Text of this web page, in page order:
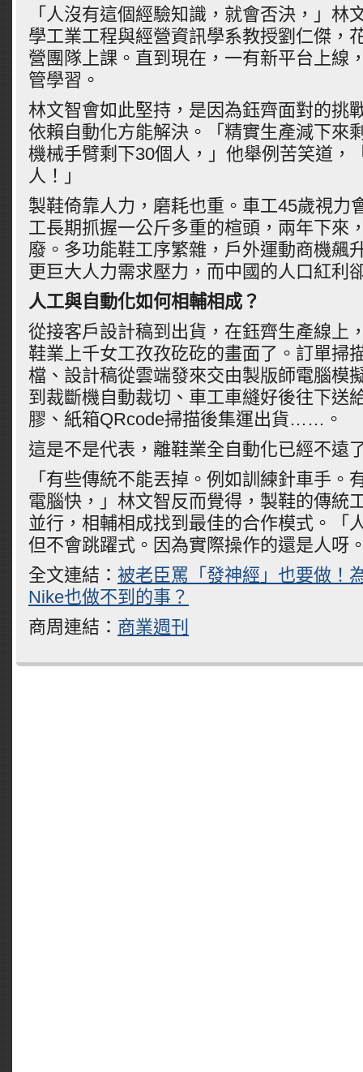
「人沒有這個經驗知識，就會否決，」林
學工業工程與經營資訊學系教授劉仁傑，
營團隊上課。直到現在，一有新平台上線
管學習。
林文智會如此堅持，是因為鈺齊面對的挑
依賴自動化方能解決。「精實生產減下來
機械手臂剩下30個人，」他舉例苦笑道，
人！」
製鞋倚靠人力，磨耗也重。車工45歲視力
工長期抓握一公斤多重的楦頭，兩年下來
廢。多功能鞋工序繁雜，戶外運動商機飆
更巨大人力需求壓力，而中國的人口紅利
人工與自動化如何相輔相成？
從接客戶設計稿到出貨，在鈺齊生產線上
鞋業上千女工孜孜矻矻的畫面了。訂單掃
檔、設計稿從雲端發來交由製版師電腦模
到裁斷機自動裁切、車工車縫好後往下送
膠、紙箱QRcode掃描後集運出貨…… 。
這是不是代表，離鞋業全自動化已經不遠
「有些傳統不能丟掉。例如訓練針車手。
電腦快，」林文智反而覺得，製鞋的傳統
並行，相輔相成找到最佳的合作模式。「
但不會跳躍式。因為實際操作的還是人呀
全文連結： 被老臣罵「發神經」也要做！
Nike也做不到的事？
商周連結： 商業週刊